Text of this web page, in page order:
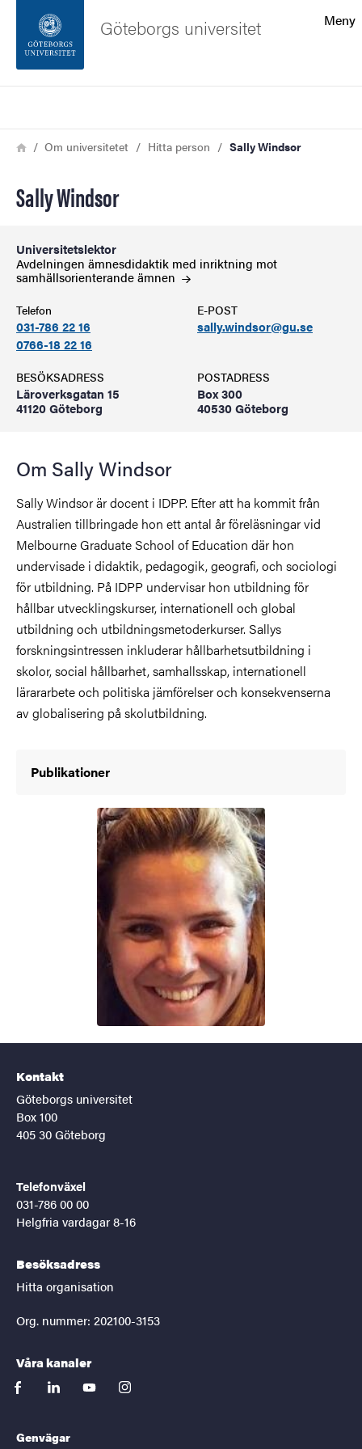
Sidfoten
Meny
Göteborgs universitet
Länkstig
HemOm universitetet Hitta person Sally Windsor
Sally Windsor
Universitetslektor
Avdelningen ämnesdidaktik med inriktning mot
samhällsorienterandeämnen
Telefon
031-786 22 16
0766-18 22 16
E-POST
sally.windsor@gu.se
BESÖKSADRESS
Läroverksgatan 15
41120 Göteborg
POSTADRESS
Box 300
40530 Göteborg
Om Sally Windsor
Sally Windsor är docent i IDPP. Efter att ha kommit från
Australien tillbringade hon ett antal år föreläsningar vid
Melbourne Graduate School of Education där hon
undervisade i didaktik, pedagogik, geografi, och sociologi
för utbildning. På IDPP undervisar hon utbildning för
hållbar utvecklingskurser, internationell och global
utbildning och utbildningsmetoderkurser. Sallys
forskningsintressen inkluderar hållbarhetsutbildning i
skolor, social hållbarhet, samhallsskap, internationell
lärararbete och politiska jämförelser och konsekvenserna
av globalisering på skolutbildning.
Publikationer
Kontakt
Göteborgs universitet
Box 100
405 30 Göteborg
Telefonväxel
031-786 00 00
Helgfria vardagar 8-16
Besöksadress
Hitta organisation
Org. nummer: 202100-3153
Våra kanaler
facebooklinkedinyoutubeinstagram
Genvägar